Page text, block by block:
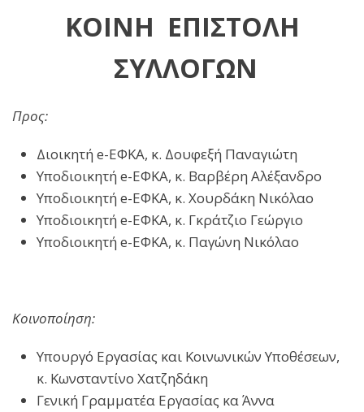
ΚΟΙΝΗ ΕΠΙΣΤΟΛΗ
ΣΥΛΛΟΓΩΝ
Προς:
Διοικητή e-ΕΦΚΑ, κ. Δουφεξή Παναγιώτη
Υποδιοικητή e-ΕΦΚΑ, κ. Βαρβέρη Αλέξανδρο
Υποδιοικητή e-ΕΦΚΑ, κ. Χουρδάκη Νικόλαο
Υποδιοικητή e-ΕΦΚΑ, κ. Γκράτζιο Γεώργιο
Υποδιοικητή e-ΕΦΚΑ, κ. Παγώνη Νικόλαο
Κοινοποίηση:
Υπουργό Εργασίας και Κοινωνικών Υποθέσεων,
κ. Κωνσταντίνο Χατζηδάκη
Γενική Γραμματέα Εργασίας κα Άννα